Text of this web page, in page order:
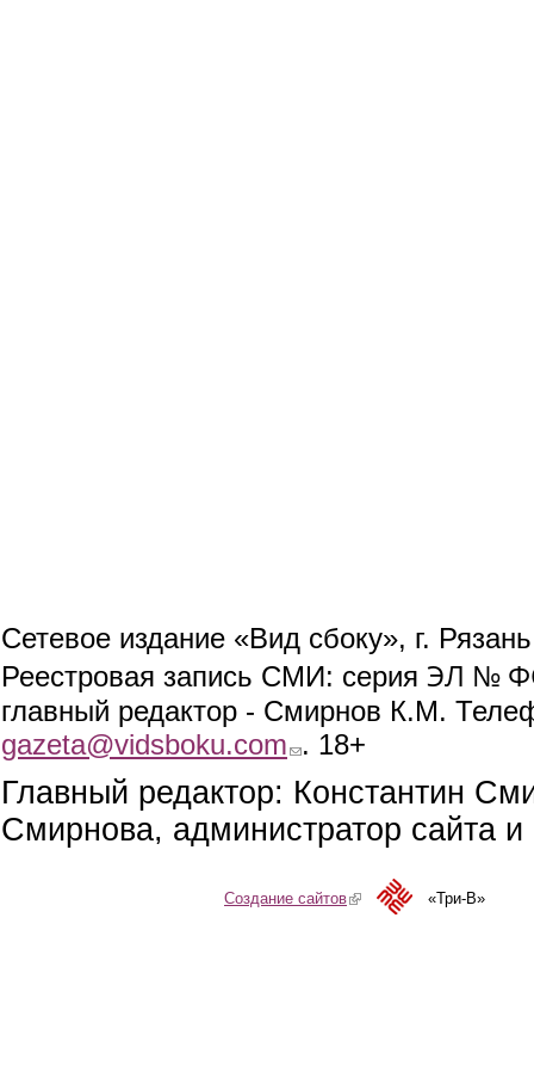
Сетевое издание «Вид сбоку», г.
Реестровая запись СМИ: серия ЭЛ №
главный редактор - Смирнов К.М.
gazeta@vidsboku.com (link sends e-mail)
. 18+
Главный редактор: Константин
Смирнова, администратор сайта
Создание сайтов(link is external)«Три-В»